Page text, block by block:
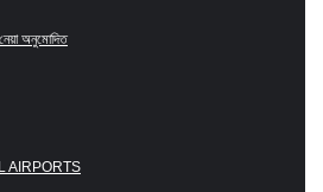
অনুমোদিত
AIRPORTS